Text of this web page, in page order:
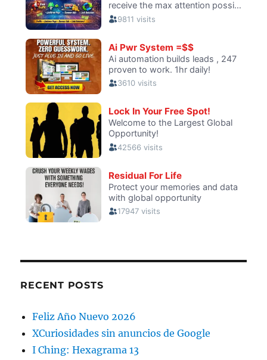
RECENT POSTS
Feliz Año Nuevo 2026
XCuriosidades sin anuncios de Google
I Ching: Hexagrama 13